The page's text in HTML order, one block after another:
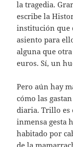
la tragedia.
escribe la
institución que
asiento para
alguna que
euros. Sí, un
Pero aún hay
cómo las
diaria. Trillo es
inmensa gesta
habitado por